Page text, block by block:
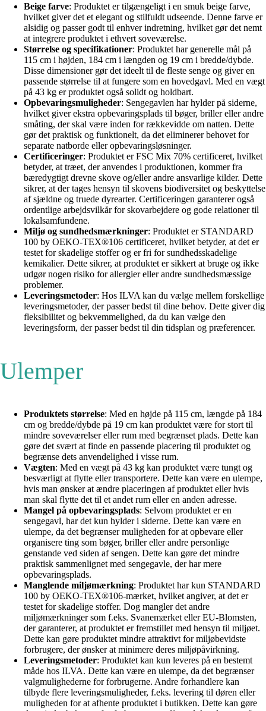
Beige farve: Produktet er tilgængeligt i en smuk beige farve,
hvilket giver det et elegant og stilfuldt udseende. Denne farve er
alsidig og passer godt til enhver indretning, hvilket gør det nemt
at integrere produktet i ethvert soveværelse.
Størrelse og specifikationer: Produktet har generelle mål på
115 cm i højden, 184 cm i længden og 19 cm i bredde/dybde.
Disse dimensioner gør det ideelt til de fleste senge og giver en
passende størrelse til at fungere som en hovedgavl. Med en vægt
på 43 kg er produktet også solidt og holdbart.
Opbevaringsmuligheder: Sengegavlen har hylder på siderne,
hvilket giver ekstra opbevaringsplads til bøger, briller eller andre
småting, der skal være inden for rækkevidde om natten. Dette
gør det praktisk og funktionelt, da det eliminerer behovet for
separate natborde eller opbevaringsløsninger.
Certificeringer: Produktet er FSC Mix 70% certificeret, hvilket
betyder, at træet, der anvendes i produktionen, kommer fra
bæredygtigt drevne skove og/eller andre ansvarlige kilder. Dette
sikrer, at der tages hensyn til skovens biodiversitet og beskyttelse
af sjældne og truede dyrearter. Certificeringen garanterer også
ordentlige arbejdsvilkår for skovarbejdere og gode relationer til
lokalsamfundene.
Miljø og sundhedsmærkninger: Produktet er STANDARD
100 by OEKO-TEX®106 certificeret, hvilket betyder, at det er
testet for skadelige stoffer og er fri for sundhedsskadelige
kemikalier. Dette sikrer, at produktet er sikkert at bruge og ikke
udgør nogen risiko for allergier eller andre sundhedsmæssige
problemer.
Leveringsmetoder: Hos ILVA kan du vælge mellem forskellige
leveringsmetoder, der passer bedst til dine behov. Dette giver dig
fleksibilitet og bekvemmelighed, da du kan vælge den
leveringsform, der passer bedst til din tidsplan og præferencer.
Ulemper
Produktets størrelse: Med en højde på 115 cm, længde på 184
cm og bredde/dybde på 19 cm kan produktet være for stort til
mindre soveværelser eller rum med begrænset plads. Dette kan
gøre det svært at finde en passende placering til produktet og
begrænse dets anvendelighed i visse rum.
Vægten: Med en vægt på 43 kg kan produktet være tungt og
besværligt at flytte eller transportere. Dette kan være en ulempe,
hvis man ønsker at ændre placeringen af produktet eller hvis
man skal flytte det til et andet rum eller en anden adresse.
Mangel på opbevaringsplads: Selvom produktet er en
sengegavl, har det kun hylder i siderne. Dette kan være en
ulempe, da det begrænser muligheden for at opbevare eller
organisere ting som bøger, briller eller andre personlige
genstande ved siden af sengen. Dette kan gøre det mindre
praktisk sammenlignet med sengegavle, der har mere
opbevaringsplads.
Manglende miljømærkning: Produktet har kun STANDARD
100 by OEKO-TEX®106-mærket, hvilket angiver, at det er
testet for skadelige stoffer. Dog mangler det andre
miljømærkninger som f.eks. Svanemærket eller EU-Blomsten,
der garanterer, at produktet er fremstillet med hensyn til miljøet.
Dette kan gøre produktet mindre attraktivt for miljøbevidste
forbrugere, der ønsker at minimere deres miljøpåvirkning.
Leveringsmetoder: Produktet kan kun leveres på en bestemt
måde hos ILVA. Dette kan være en ulempe, da det begrænser
valgmulighederne for forbrugerne. Andre forhandlere kan
tilbyde flere leveringsmuligheder, f.eks. levering til døren eller
muligheden for at afhente produktet i butikken. Dette kan gøre